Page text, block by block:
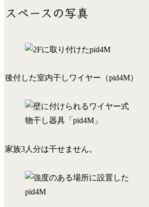
スペースの写真
後付した室内干しワイヤー（pid4M）
家族3人分は干せません。